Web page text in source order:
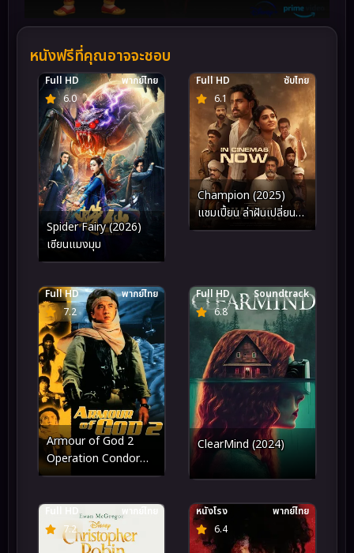
หนังฟรีที่คุณอาจจะชอบ
6.0
Full HD พากย์ไทย
Spider Fairy (2026)
เซียนแมงมุม
6.1
Full HD ซับไทย
Champion (2025)
แชมเปี้ยน ล่าฝันเปลี่ยน
ชีวิต
7.2
Full HD พากย์ไทย
Armour of God 2
Operation Condor
(1991) ฟัดข้ามโลก ล่า
6.8
Full HD Soundtrack
ClearMind (2024)
7.2
Full HD พากย์ไทย
6.4
หนังโรง พากย์ไทย